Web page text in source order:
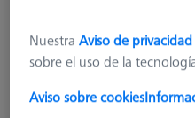
192,50 €
NuestraAviso de privacidad
sobre el uso de la
Aviso sobre cookies